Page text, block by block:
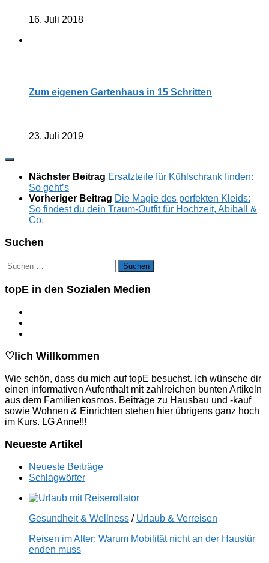
16. Juli 2018
Zum eigenen Gartenhaus in 15 Schritten
23. Juli 2019
Nächster Beitrag Ersatzteile für Kühlschrank finden:
So geht’s
Vorheriger Beitrag Die Magie des perfekten Kleids:
So findest du dein Traum-Outfit für Hochzeit, Abiball &
Co.
Suchen
Suchen
nach:
topE in den Sozialen Medien
♡lich Willkommen
Wie schön, dass du mich auf topE besuchst. Ich wünsche dir
einen informativen Aufenthalt mit zahlreichen bunten Artikeln
aus dem Familienkosmos. Beiträge zu Hausbau und -kauf
sowie Wohnen & Einrichten stehen hier übrigens ganz hoch
im Kurs. LG Anne!!!
Neueste Artikel
Neueste Beiträge
Schlagwörter
Gesundheit & Wellness / Urlaub & Verreisen
Reisen im Alter: Warum Mobilität nicht an der Haustür
enden muss